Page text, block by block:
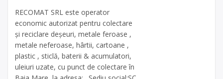
RECOMAT SRL este operator
economic autorizat pentru colectare
și reciclare deșeuri, metale feroase ,
metale neferoase, hârtii, cartoane ,
plastic , sticlă, baterii & acumulatori,
uleiuri uzate, cu punct de colectare în